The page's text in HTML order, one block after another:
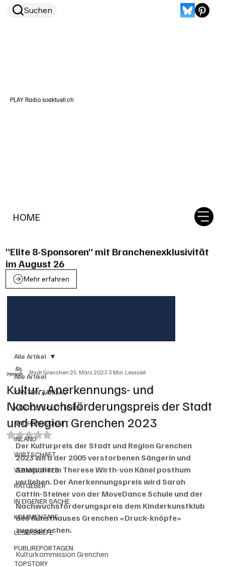
HOME
Suchen
PLAY Radio soaktuell.ch
"Elite 8-Sponsoren" mit Branchenexklusivität
im August 26
Mehr erfahren
Alle Artikel
KANTON AARGAU
KANTON SOLOTHURN
NACHBARSCHAFT
INLAND
WIRTSCHAFT
VERMISCHTES
RATGEBER
IN EIGENER SACHE
KOMMENTARE
LESERBRIEFE
PUBLIREPORTAGEN
TOPSTORY
Alle Artikel
Kultur-, Anerkennungs- und
Nachwuchsförderungspreis der Stadt
und Region Grenchen 2023
Stadt Grenchen25. März 20233 Min. Lesezeit
Mit NaN von 5 Sternen bewertet.
Der Kulturpreis der Stadt und Region Grenchen
2023 wird der 2005 verstorbenen Sängerin und
Solojodlerin Therese Wirth-von Känel posthum
verliehen. Der Anerkennungspreis wird Sarah
Cattin-Steiner von der MoveDance Schule und der
Nachwuchsförderungspreis dem Kinderkunstklub
des Kunsthauses Grenchen «Druck-knöpfe»
zugesprochen.
Kulturkommission Grenchen